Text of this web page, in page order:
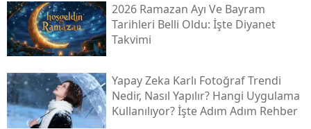
2026 Ramazan Ayı Ve Bayram
Tarihleri Belli Oldu: İşte Diyanet
Takvimi
Yapay Zeka Karlı Fotoğraf Trendi
Nedir, Nasıl Yapılır? Hangi Uygulama
Kullanılıyor? İşte Adım Adım Rehber